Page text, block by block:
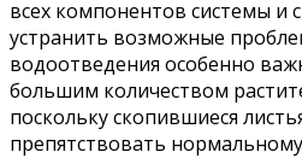
всех компонентов системы и
устранить возможные
водоотведения особенно
большим количеством
поскольку скопившиеся
препятствовать